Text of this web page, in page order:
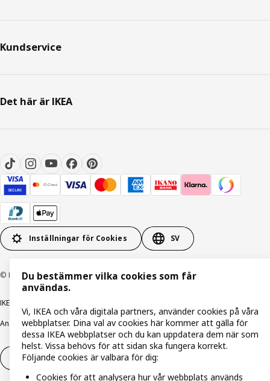
Kundservice
Det här är IKEA
Inställningar för Cookies SV
© Inter IKEA Systems B.V. 1999-2026
IKEA Family integritetspolicy
Ansvarsfullt avslöjandepolicyE-postKöp- & leveransvillkorBolagsinformation
Utöva ångerrätt Utöva ångerrätten för tjänster
Du bestämmer vilka cookies som får
användas.
Vi, IKEA och våra digitala partners, använder cookies på våra
webbplatser. Dina val av cookies här kommer att gälla för
dessa IKEA webbplatser och du kan uppdatera dem när som
helst. Vissa behövs för att sidan ska fungera korrekt.
Följande cookies är valbara för dig:
Cookies för att analysera hur vår webbplats används